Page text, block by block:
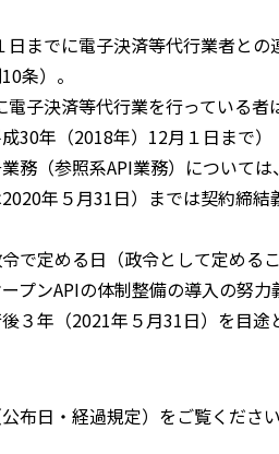
までに電子決済等代行業者と
条）。
子決済等代行業を行っている者
30年（2018年）12月１日まで）
務（参照系API業務）について
年５月31日）までは契約締
で定める日（政令として定める
プンAPIの体制整備の導入の努力
３年（2021年５月31日）を目途
布日・経過規定）をご覧ください